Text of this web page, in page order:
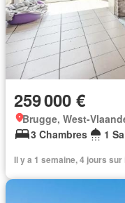
259 000 €
Brugge, West-
3 Chambres
1
Il y a 1 semaine, 4 jours